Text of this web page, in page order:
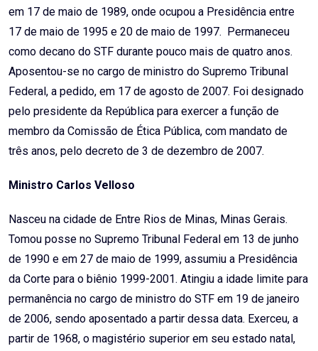
em 17 de maio de 1989, onde ocupou a Presidência entre
17 de maio de 1995 e 20 de maio de 1997. Permaneceu
como decano do STF durante pouco mais de quatro anos.
Aposentou-se no cargo de ministro do Supremo Tribunal
Federal, a pedido, em 17 de agosto de 2007. Foi designado
pelo presidente da República para exercer a função de
membro da Comissão de Ética Pública, com mandato de
três anos, pelo decreto de 3 de dezembro de 2007.
Ministro Carlos Velloso
Nasceu na cidade de Entre Rios de Minas, Minas Gerais.
Tomou posse no Supremo Tribunal Federal em 13 de junho
de 1990 e em 27 de maio de 1999, assumiu a Presidência
da Corte para o biênio 1999-2001. Atingiu a idade limite para
permanência no cargo de ministro do STF em 19 de janeiro
de 2006, sendo aposentado a partir dessa data. Exerceu, a
partir de 1968, o magistério superior em seu estado natal,